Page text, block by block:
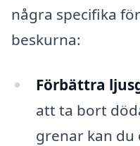
några specifika
beskurna:
Förbättra
att ta bort
grenar kan du